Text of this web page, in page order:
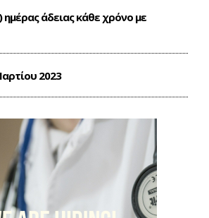
ημέρας άδειας κάθε χρόνο με
2023